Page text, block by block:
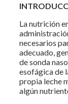
La nutrición
necesarios
adecuado,
de sonda
esofágica de
propia leche
algún